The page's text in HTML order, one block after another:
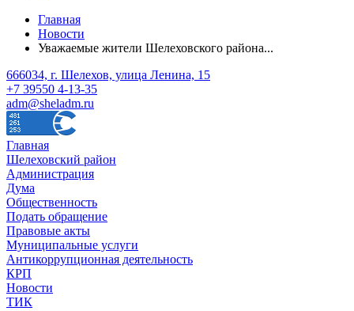
Главная
Новости
Уважаемые жители Шелеховского района...
666034, г. Шелехов, улица Ленина, 15
+7 39550 4-13-35
adm@sheladm.ru
Главная
Шелеховский район
Администрация
Дума
Общественность
Подать обращение
Правовые акты
Муниципальные услуги
Антикоррупционная деятельность
КРП
Новости
ТИК